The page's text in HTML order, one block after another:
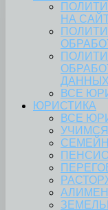
НА
ДАННЫХ
ВСЕ
ЮРИСТИКА
ВСЕ